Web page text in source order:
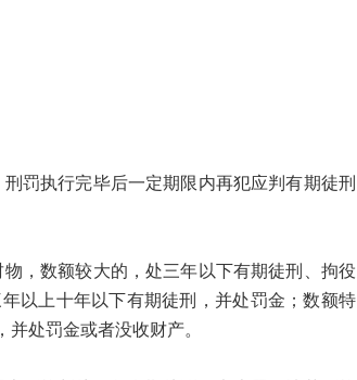
执行完毕后一定期限内再犯应判有期徒刑
数额较大的，处三年以下有期徒刑、拘役
以上十年以下有期徒刑，并处罚金；数额特
处罚金或者没收财产。